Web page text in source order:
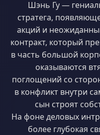
Шэнь Гу —
стратега,
акций и
контракт, который
в часть большой
оказываются
поглощений со
в конфликт внутри
сын строят
На фоне деловых
более глубокая